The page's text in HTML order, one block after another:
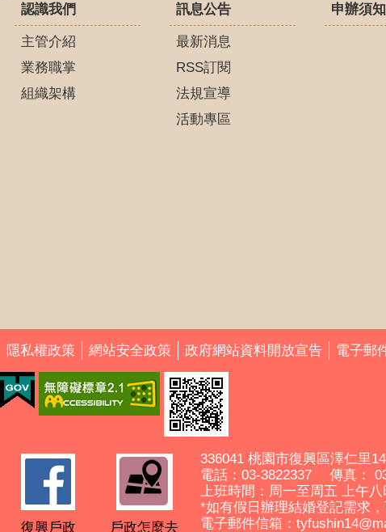
認識我們
主管介紹
業務職掌
組織架構
訊息公告
最新消息
RSS訂閱
法規宣導
活動專區
申辦須知
隱私權政策 網站安全政策 政府網站資料開放宣告 電子郵
復興戶政 戶政怎麼去
336041 桃園市復興區澤仁里
電話：03-3822337 傳真：
上班時間：周一至周五 上午
*如有假日辦理結婚登記需求
電子郵件信箱：